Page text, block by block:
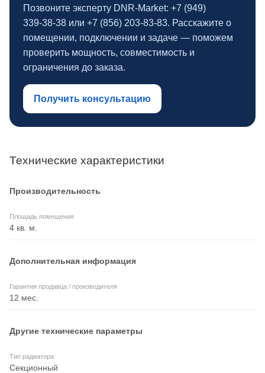
Позвоните эксперту DNR‑Market: +7 (949)
339‑38‑38 или +7 (856) 203‑83‑83. Расскажите о
помещении, подключении и задаче — поможем
проверить мощность, совместимость и
ограничения до заказа.
Получить консультацию
Технические характеристики
Производительность
Площадь помещения
4 кв. м.
Дополнительная информация
Гарантия продавца / производителя
12 мес.
Другие технические параметры
Тип радиатора
Секционный